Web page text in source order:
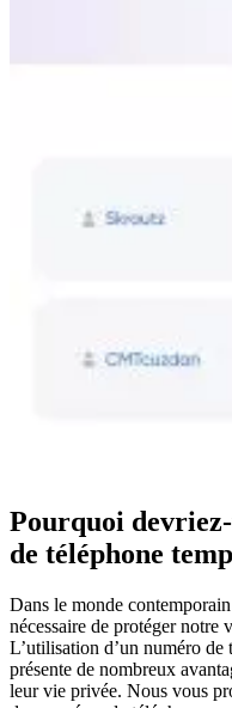
Pourquoi
de téléphone
Dans le monde
nécessaire de protéger notre
L’utilisation d’un numéro
présente de nombreux
leur vie privée. Nous vous